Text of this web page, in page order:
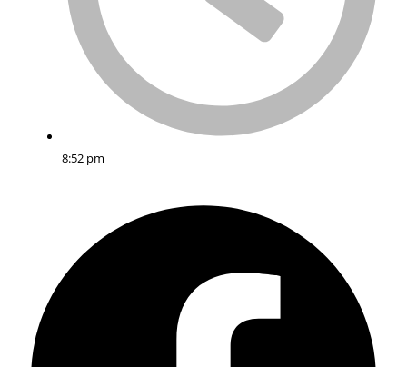
8:52 pm